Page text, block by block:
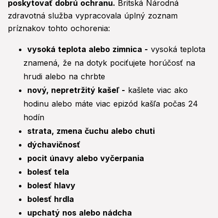
poskytovať dobrú ochranu. Britská Národná
zdravotná služba vypracovala úplný zoznam
príznakov tohto ochorenia:
vysoká teplota alebo zimnica - vysoká teplota
znamená, že na dotyk pociťujete horúčosť na
hrudi alebo na chrbte
nový, nepretržitý kašeľ - kašlete viac ako
hodinu alebo máte viac epizód kašľa počas 24
hodín
strata, zmena čuchu alebo chuti
dýchavičnosť
pocit únavy alebo vyčerpania
bolesť tela
bolesť hlavy
bolesť hrdla
upchatý nos alebo nádcha